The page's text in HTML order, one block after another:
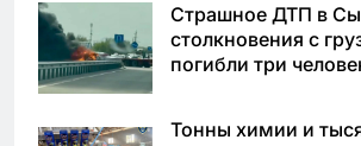
Страшное ДТП в
столкновения с
погибли три
Тонны химии и